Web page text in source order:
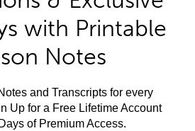
with Printable
Notes
and Transcripts for every
Up for a Free Lifetime Account
of Premium Access.